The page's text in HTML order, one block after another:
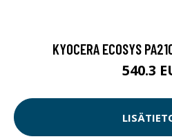
KYOCERA ECOSYS
540.3